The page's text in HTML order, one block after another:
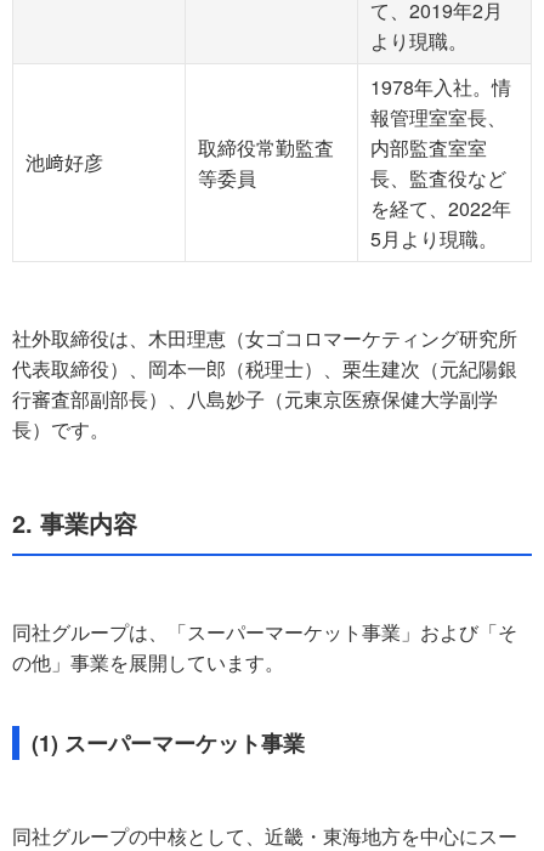
て、2019年2月
より現職。
池﨑好彦
取締役常勤監査
等委員
1978年入社。情
報管理室室長、
内部監査室室
長、監査役など
を経て、2022年
5月より現職。
社外取締役は、木田理恵（女ゴコロマーケティング研究所
代表取締役）、岡本一郎（税理士）、栗生建次（元紀陽銀
行審査部副部長）、八島妙子（元東京医療保健大学副学
長）です。
2. 事業内容
同社グループは、「スーパーマーケット事業」および「そ
の他」事業を展開しています。
(1) スーパーマーケット事業
同社グループの中核として、近畿・東海地方を中心にスー